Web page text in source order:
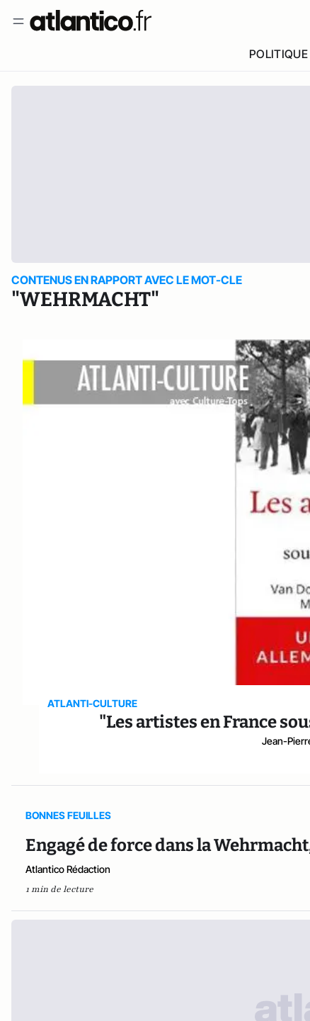
POLITIQUE
CONTENUS EN RAPPORT AVEC LE MOT-CLE
"WEHRMACHT"
ATLANTI-CULTURE
"Les artistes en France
Jean-
BONNES FEUILLES
Engagé de force dans la
Atlantico Rédaction
1 min de lecture